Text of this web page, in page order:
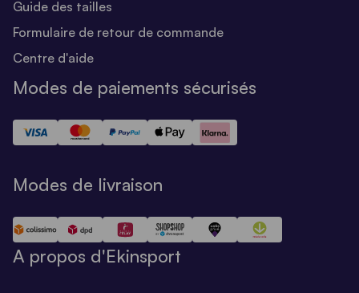
Guide des tailles
Formulaire de retour de commande
Centre d'aide
Modes de paiements sécurisés
Modes de livraison
A propos d'Ekinsport